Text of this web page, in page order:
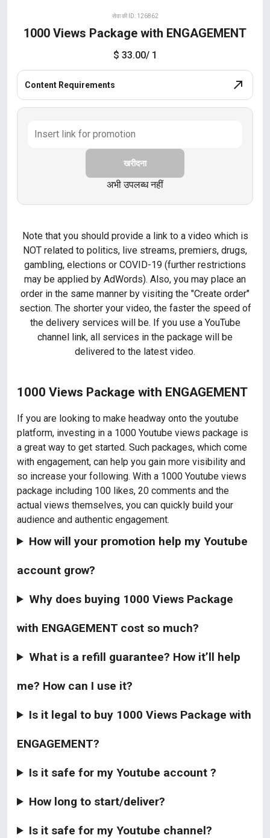
सेवा की ID: 126862
1000 Views Package with ENGAGEMENT
$ 33.00/ 1
Content Requirements
खरीदना
अभी उपलब्ध नहीं
Note that you should provide a link to a video which is
NOT related to politics, live streams, premiers, drugs,
gambling, elections or COVID-19 (further restrictions
may be applied by AdWords). Also, you may place an
order in the same manner by visiting the "Create order"
section. The shorter your video, the faster the speed of
the delivery services will be. If you use a YouTube
channel link, all services in the package will be
delivered to the latest video.
1000 Views Package with ENGAGEMENT
If you are looking to make headway onto the youtube
platform, investing in a 1000 Youtube views package is
a great way to get started. Such packages, which come
with engagement, can help you gain more visibility and
so increase your following. With a 1000 Youtube views
package including 100 likes, 20 comments and the
actual views themselves, you can quickly build your
audience and authentic engagement.
How will your promotion help my Youtube
account grow?
Why does buying 1000 Views Package
with ENGAGEMENT cost so much?
What is a refill guarantee? How it’ll help
me? How can I use it?
Is it legal to buy 1000 Views Package with
ENGAGEMENT?
Is it safe for my Youtube account ?
How long to start/deliver?
Is it safe for my Youtube channel?